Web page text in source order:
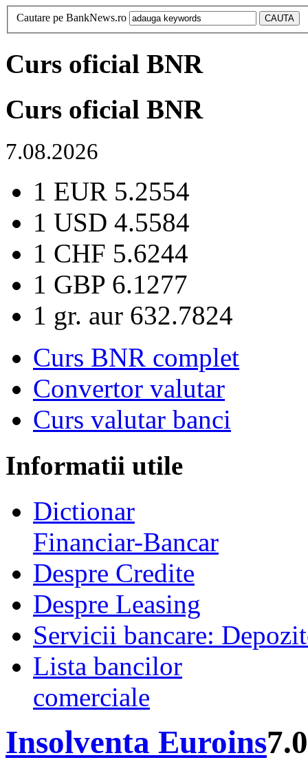
Cautare pe BankNews.ro
Curs oficial BNR
Curs oficial BNR
7.08.2026
1 EUR 5.2554
1 USD 4.5584
1 CHF 5.6244
1 GBP 6.1277
1 gr. aur 632.7824
Curs BNR complet
Convertor valutar
Curs valutar banci
Informatii utile
Dictionar
Financiar-Bancar
Despre Credite
Despre Leasing
Servicii bancare:
Lista bancilor
comerciale
Insolventa Euroins